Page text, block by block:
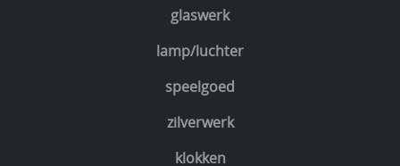
glaswerk
lamp/luchter
speelgoed
zilverwerk
klokken